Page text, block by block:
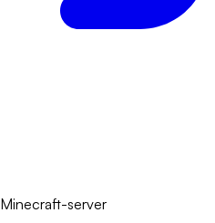
server